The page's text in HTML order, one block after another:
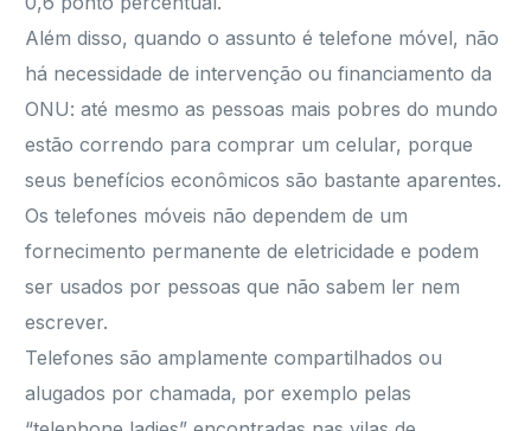
Além disso, quando o assunto é telefone móvel, não
há necessidade de intervenção ou financiamento da
ONU: até mesmo as pessoas mais pobres do mundo
estão correndo para comprar um celular, porque
seus benefícios econômicos são bastante aparentes.
Os telefones móveis não dependem de um
fornecimento permanente de eletricidade e podem
ser usados por pessoas que não sabem ler nem
escrever.
Telefones são amplamente compartilhados ou
alugados por chamada, por exemplo pelas